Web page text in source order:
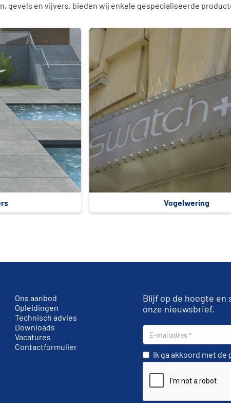
gevels en vijvers, bieden wij enkele gespecialiseerde
Vogelwering
Ons aanbod
Opleidingen
Technisch advies
Downloads
Vacatures
Contactformulier
Blijf op de hoogte en
onze nieuwsbrief.
Ik ga akkoord met de